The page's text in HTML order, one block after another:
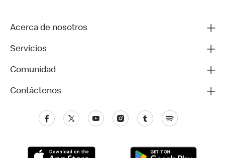
Acerca de nosotros
Servicios
Comunidad
Contáctenos